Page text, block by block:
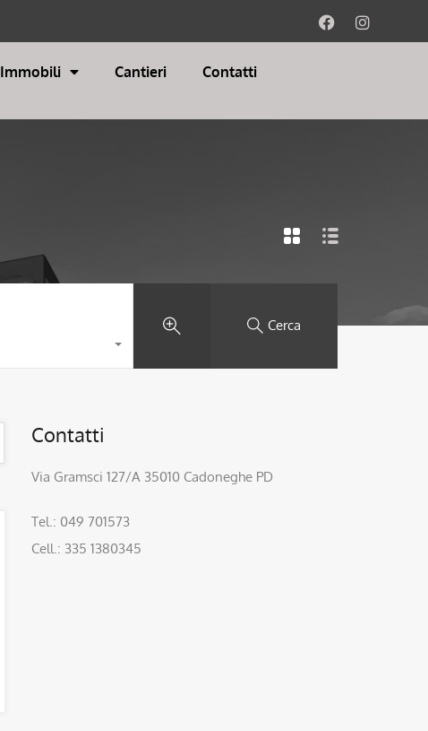
Immobili Cantieri Contatti
Cerca
Contatti
Via Gramsci 127/A 35010 Cadoneghe PD
Tel.: 049 701573
Cell.: 335 1380345